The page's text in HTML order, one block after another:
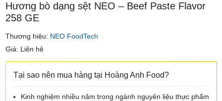
Hương bò dạng sệt NEO – Beef Paste Flavor
258 GE
Thương hiệu: NEO FoodTech
Giá: Liên hệ
Tại sao nên mua hàng tại Hoàng Anh Food?
Kinh nghiệm nhiều năm trong ngành nguyên liệu thực phẩm